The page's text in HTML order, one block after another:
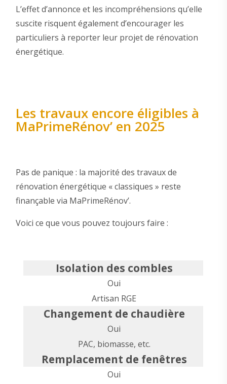
L’effet d’annonce et les incompréhensions qu’elle
suscite risquent également d’encourager les
particuliers à reporter leur projet de rénovation
énergétique.
Les travaux encore éligibles à
MaPrimeRénov’ en 2025
Pas de panique : la majorité des travaux de
rénovation énergétique « classiques » reste
finançable via MaPrimeRénov’.
Voici ce que vous pouvez toujours faire :
Isolation des combles
Oui
Artisan RGE
Changement de chaudière
Oui
PAC, biomasse, etc.
Remplacement de fenêtres
Oui